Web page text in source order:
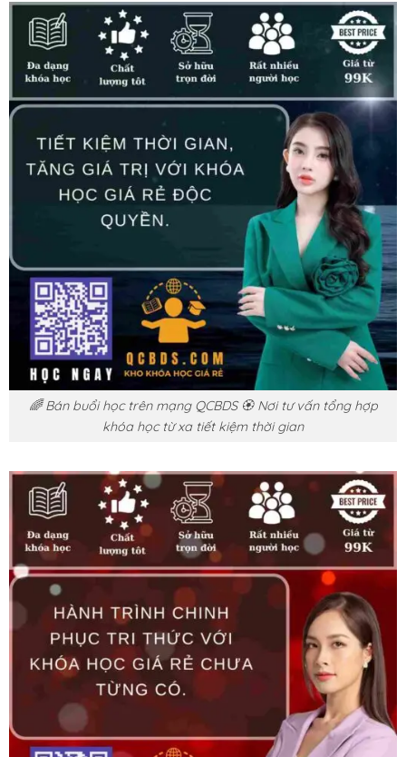
🌈 Bán buổi học trên mạng QCBDS 🏵️ Nơi tư vấn tổng hợp
khóa học từ xa tiết kiệm thời gian